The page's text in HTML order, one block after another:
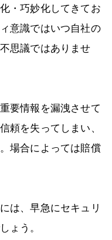
・巧妙化してきてお
意識ではいつ自社の
思議ではありませ
要情報を漏洩させて
頼を失ってしまい、
場合によっては賠償
は、早急にセキュリ
ょう。